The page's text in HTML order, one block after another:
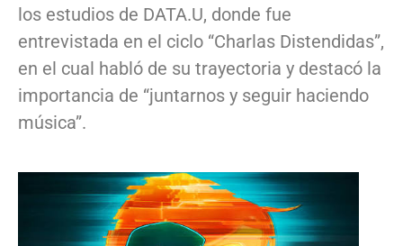
los estudios de DATA.U, donde fue
entrevistada en el ciclo “Charlas Distendidas”,
en el cual habló de su trayectoria y destacó la
importancia de “juntarnos y seguir haciendo
música”.